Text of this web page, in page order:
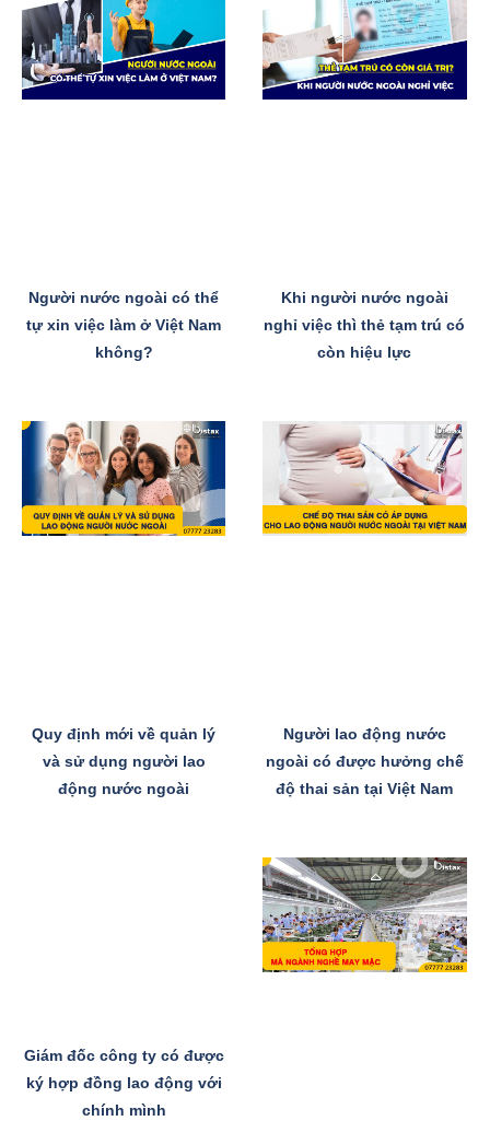
Người nước ngoài có thể
tự xin việc làm ở Việt Nam
không?
Khi người nước ngoài
nghỉ việc thì thẻ tạm trú có
còn hiệu lực
Quy định mới về quản lý
và sử dụng người lao
động nước ngoài
Người lao động nước
ngoài có được hưởng chế
độ thai sản tại Việt Nam
Giám đốc công ty có được
ký hợp đồng lao động với
chính mình